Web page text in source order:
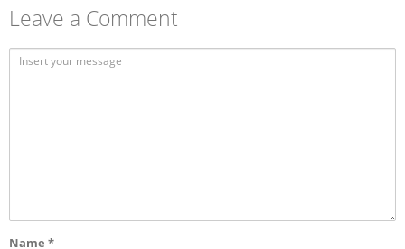
Leave a Comment
Name *